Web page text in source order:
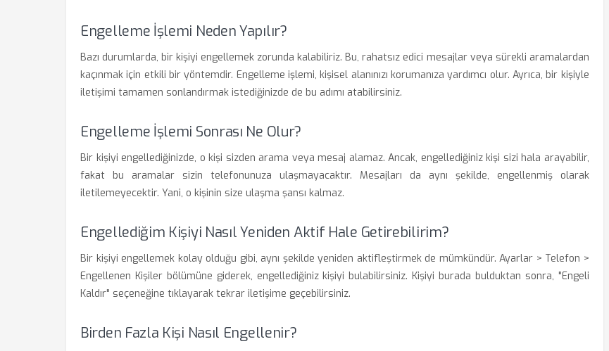
Engelleme İşlemi Neden Yapılır?
Bazı durumlarda, bir kişiyi engellemek zorunda kalabiliriz. Bu, rahatsız edici mesajlar veya sürekli aramalardan
kaçınmak için etkili bir yöntemdir. Engelleme işlemi, kişisel alanınızı korumanıza yardımcı olur. Ayrıca, bir kişiyle
iletişimi tamamen sonlandırmak istediğinizde de bu adımı atabilirsiniz.
Engelleme İşlemi Sonrası Ne Olur?
Bir kişiyi engellediğinizde, o kişi sizden arama veya mesaj alamaz. Ancak, engellediğiniz kişi sizi hala arayabilir,
fakat bu aramalar sizin telefonunuza ulaşmayacaktır. Mesajları da aynı şekilde, engellenmiş olarak
iletilemeyecektir. Yani, o kişinin size ulaşma şansı kalmaz.
Engellediğim Kişiyi Nasıl Yeniden Aktif Hale Getirebilirim?
Bir kişiyi engellemek kolay olduğu gibi, aynı şekilde yeniden aktifleştirmek de mümkündür. Ayarlar > Telefon >
Engellenen Kişiler bölümüne giderek, engellediğiniz kişiyi bulabilirsiniz. Kişiyi burada bulduktan sonra, "Engeli
Kaldır" seçeneğine tıklayarak tekrar iletişime geçebilirsiniz.
Birden Fazla Kişi Nasıl Engellenir?